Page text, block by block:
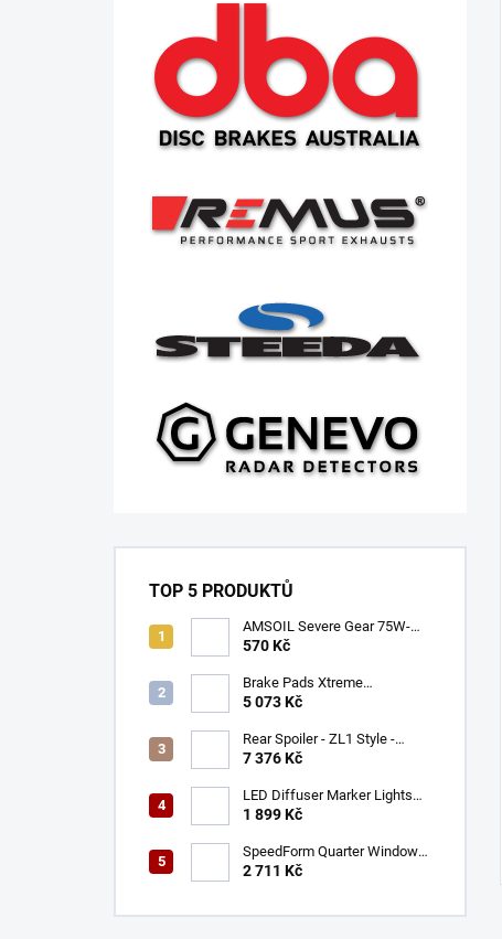
TOP 5 PRODUKTŮ
AMSOIL Severe Gear 75W-
140
570 Kč
Brake Pads Xtreme
Performance ECE R90
(DB9021XP)
5 073 Kč
Rear Spoiler - ZL1 Style -
Gloss Black (CAMARO 16-23)
7 376 Kč
LED Diffuser Marker Lights
(CHALLENGER 15-23)
1 899 Kč
SpeedForm Quarter Window
Louvers - Gloss Black
2 711 Kč